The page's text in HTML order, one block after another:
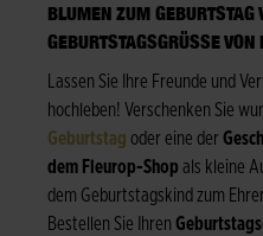
BLUMEN ZUM GEBURTSTAG
GEBURTSTAGSGRÜSSE VON
Lassen Sie Ihre Freunde und
hochleben! Verschenken Sie
Geburtstag oder eine der
dem Fleurop-Shop als kleine
dem Geburtstagskind zum
Bestellen Sie Ihren